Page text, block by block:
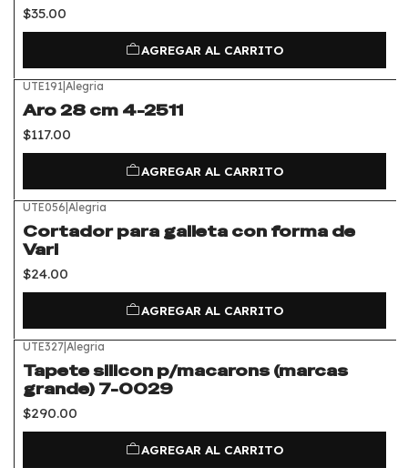
$35.00
AGREGAR AL CARRITO
UTE191| Alegria
Aro 28 cm 4-2511
$117.00
AGREGAR AL CARRITO
UTE056 Alegria
Cortador para galleta con forma de
Vari
$24.00
AGREGAR AL CARRITO
UTE327| Alegria
Tapete silicon p/macarons (marcas
grande) 7-0029
$290.00
AGREGAR AL CARRITO